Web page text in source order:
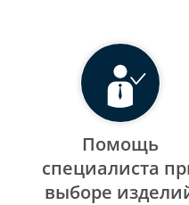
Помощь
специалиста
выборе